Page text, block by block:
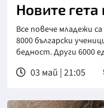
Новите
Все повече младежи
8000 български
бедност. Други 6000
03 май | 21:05